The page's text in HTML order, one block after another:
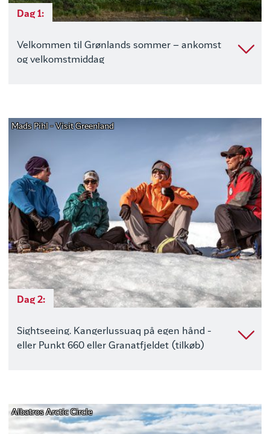
Dag 1:
Velkommen til Grønlands sommer – ankomst
og velkomstmiddag
Mads Pihl - Visit Greenland
Dag 2:
Sightseeing. Kangerlussuaq på egen hånd -
eller Punkt 660 eller Granatfjeldet (tilkøb)
Albatros Arctic Circle